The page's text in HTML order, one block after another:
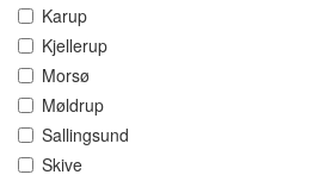
Karup
Kjellerup
Morsø
Møldrup
Sallingsund
Skive